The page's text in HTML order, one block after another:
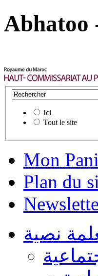
Abhatoo
Ici
Tout le site
Mon
Plan du
نصية